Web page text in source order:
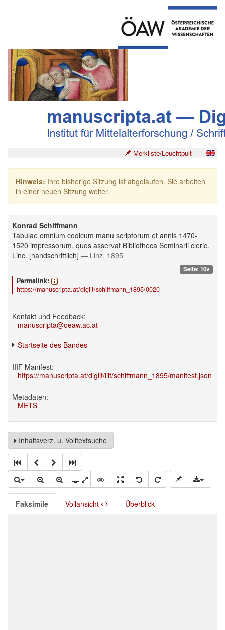
Merkliste/Leuchtpult
Hinweis: Ihre bisherige Sitzung ist abgelaufen. Sie arbeiten
in einer neuen Sitzung weiter.
Konrad Schiffmann
Tabulae omnium codicum manu scriptorum et annis 1470-
1520 impressorum, quos asservat Bibliotheca Seminarii cleric.
Linc. [handschriftlich] — Linz, 1895
Seite: 10v
Permalink:
https://manuscripta.at/diglit/schiffmann_1895/0020
Kontakt und Feedback:
manuscripta@oeaw.ac.at
Startseite des Bandes
IIIF Manifest:
https://manuscripta.at/diglit/iiif/schiffmann_1895/manifest.json
Metadaten:
METS
Inhaltsverz. u. Volltextsuche
Faksimile Vollansicht Überblick